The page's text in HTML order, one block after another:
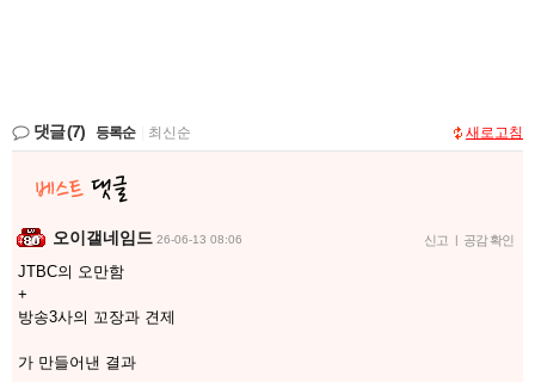
댓글(7) 등록순 최신순 새로고침
오이갤네임드 26-06-13 08:06 신고 공감 확인
JTBC의 오만함
+
방송3사의 꼬장과 견제
가 만들어낸 결과